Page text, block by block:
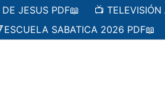
JESUS PDF📖
📺
SABATICA 2026 PDF📖